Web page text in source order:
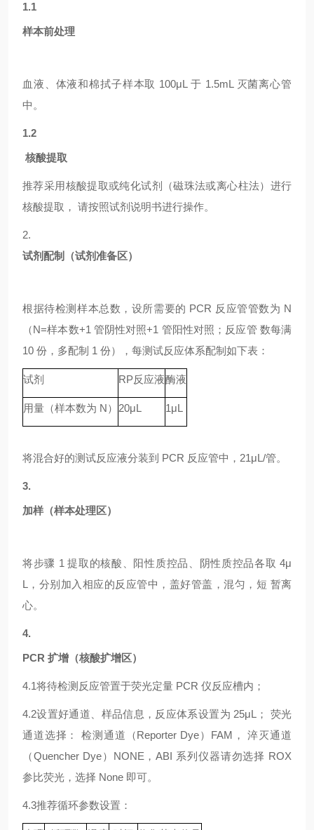
1.1
样本前处理
血液、体液和棉拭子样本取 100μL 于 1.5mL 灭菌离心管
中。
1.2
核酸提取
推荐采用核酸提取或纯化试剂（磁珠法或离心柱法）进行
核酸提取， 请按照试剂说明书进行操作。
2.
试剂配制（试剂准备区）
根据待检测样本总数，设所需要的 PCR 反应管管数为 N
（N=样本数+1 管阴性对照+1 管阳性对照；反应管 数每满
10 份，多配制 1 份），每测试反应体系配制如下表：
试剂 RP反应液酶液
用量（样本数为 N） 20μL 1μL
将混合好的测试反应液分装到 PCR 反应管中，21μL/管。
3.
加样（样本处理区）
将步骤 1 提取的核酸、阳性质控品、阴性质控品各取 4μ
L，分别加入相应的反应管中，盖好管盖，混匀，短 暂离
心。
4.
PCR 扩增（核酸扩增区）
4.1将待检测反应管置于荧光定量 PCR 仪反应槽内；
4.2设置好通道、样品信息，反应体系设置为 25μL； 荧光
通道选择： 检测通道（Reporter Dye）FAM， 淬灭通道
（Quencher Dye）NONE，ABI 系列仪器请勿选择 ROX
参比荧光，选择 None 即可。
4.3推荐循环参数设置：